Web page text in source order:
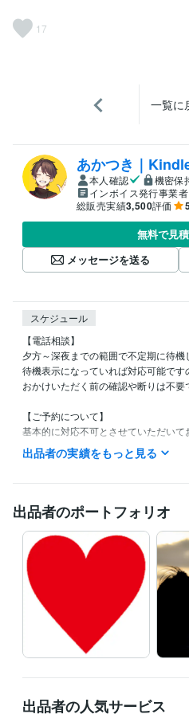
17
一覧に
あかつき｜
本人確認
機密保
インボイス発行事業者
総販売実績3,500評価
無料で見
メッセージを送る
スケジュール
【電話相談】
夕方～深夜までの範囲で不定期に待機
待機表示になっていれば対応可能です
おかけいただく前の確認や断りは不要
【ご予約について】
基本的に対応不可とさせていただいて
経験職種
物流・購買 / 商品・在庫管理 経験
受賞歴
ブログ執筆中 ココナラ電話相談で
メンタル心理カウンセラー 取得年 :
上級心理カウンセラー 取得年 :
普通自動車第一種運転免許 取得年 :
プログラミング言語・フレームワーク
Amazon Web Services:3年 GitHub:5年
ビジネス・クリエイティブツール
Google Analytics:8年Stable
出品者の実績をもっと見る
出品者のポートフォリオ
出品者の人気サービス